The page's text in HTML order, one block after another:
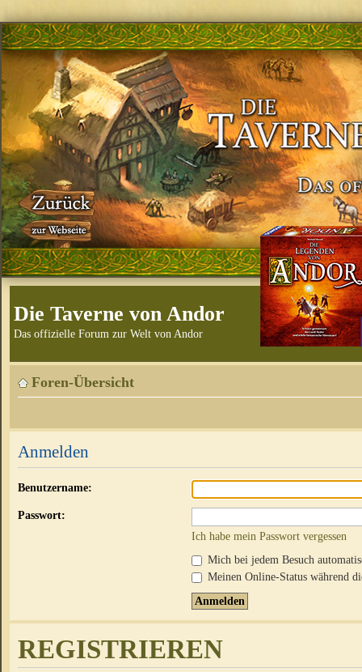
Die Taverne von Andor
Das offizielle Forum zur Welt von Andor
Foren-Übersicht
Anmelden
Benutzername:
Passwort:
Ich habe mein Passwort vergessen
Mich bei jedem Besuch
Meinen Online-Status während
REGISTRIEREN